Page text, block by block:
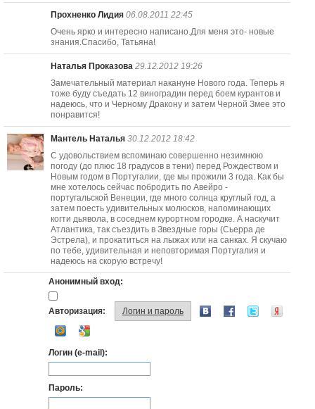
Прохненко Лидия 06.08.2011 22:45
Очень ярко и интересно написано.Для меня это- новые
знания.Спасибо, Татьяна!
Наталья Проказова 29.12.2012 19:26
Замечательный материал накануне Нового года. Теперь я
тоже буду съедать 12 виноградин перед боем курантов и
надеюсь, что и Черному Дракону и затем Черной Змее это
понравится!
Мантель Наталья 30.12.2012 18:42
С удовольствием вспоминаю совершенно незимнюю
погоду (до плюс 18 градусов в тени) перед Рождеством и
Новым годом в Португалии, где мы прожили 3 года. Как бы
мне хотелось сейчас побродить по Авейро -
португальской Венеции, где много солнца круглый год, а
затем поесть удивительных молюсков, напоминающих
когти дьявола, в соседнем курортном городке. А наскучит
Атлантика, так съездить в Звездные горы (Сьерра де
Эстрела), и прокатиться на лыжах или на санках. Я скучаю
по тебе, удивительная и неповторимая Португалия и
надеюсь на скорую встречу!
Анонимный вход:
Авторизация: Логин и пароль
Логин (e-mail):
Пароль: